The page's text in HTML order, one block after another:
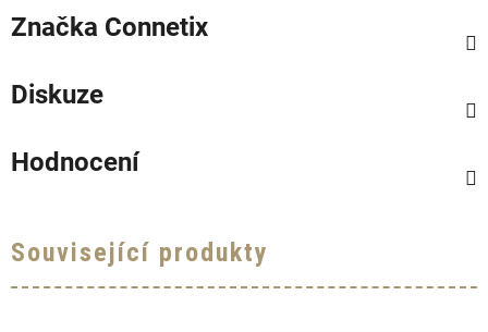
Značka Connetix
Diskuze
Hodnocení
Související produkty